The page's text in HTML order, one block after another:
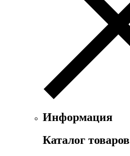
Информация
Каталог товаров